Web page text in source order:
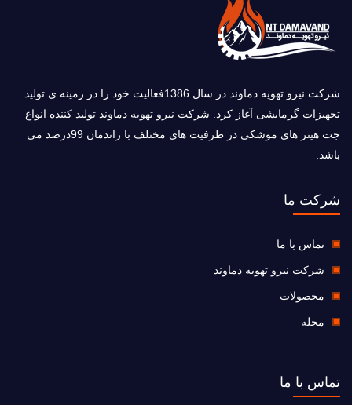
شرکت نیرو تهویه دماوند در سال 1386فعالیت خود را در زمینه ی تولید
تجهیزات گرمایشی آغاز کرد. شرکت نیرو تهویه دماوند تولید کننده انواع
جت هیتر های موشکی در ظرفیت های مختلف با راندمان 99درصد می
باشد.
شرکت ما
تماس با ما
شرکت نیرو تهویه دماوند
محصولات
مجله
تماس با ما